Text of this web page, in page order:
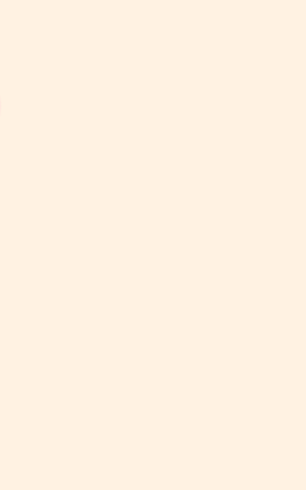
pemulihan tubuh setelah melahirkan
hingga organ reproduksi kembali